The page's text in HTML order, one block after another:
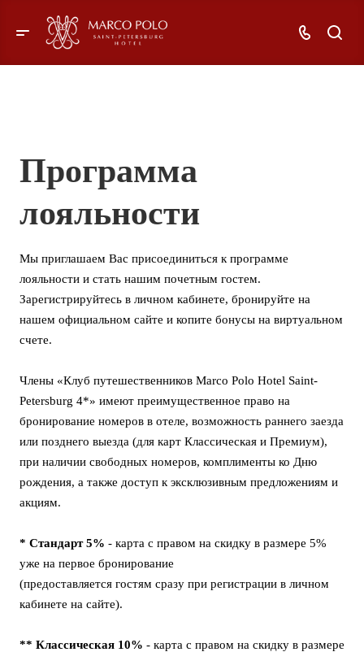
Программа
лояльности
Мы приглашаем Вас присоединиться к программе
лояльности и стать нашим почетным гостем.
Зарегистрируйтесь в личном кабинете, бронируйте на
нашем официальном сайте и копите бонусы на виртуальном
счете.
Члены «Клуб путешественников Marco Polo Hotel Saint-
Petersburg 4*» имеют преимущественное право на
бронирование номеров в отеле, возможность раннего заезда
или позднего выезда (для карт Классическая и Премиум),
при наличии свободных номеров, комплименты ко Дню
рождения, а также доступ к эксклюзивным предложениям и
акциям.
* Стандарт 5% - карта с правом на скидку в размере 5%
уже на первое бронирование
(предоставляется гостям сразу при регистрации в личном
кабинете на сайте).
** Классическая 10% - карта с правом на скидку в размере